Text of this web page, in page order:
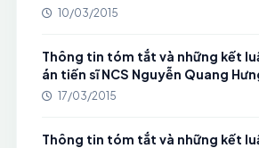
10/03/2015
Thông tin tóm tắt và những kết
án tiến sĩ NCS Nguyễn Quang
17/03/2015
Thông tin tóm tắt và những kết